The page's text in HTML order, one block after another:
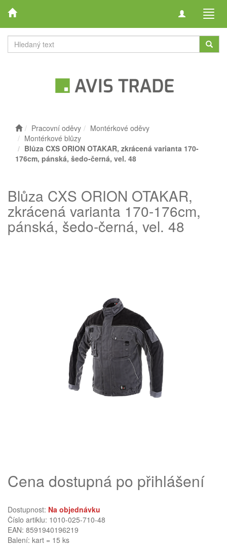
Toggle
Pracovní oděvy
Montérkové oděvy
Montérkové blůzy
Blůza CXS ORION OTAKAR, zkrácená varianta 170-
176cm, pánská, šedo-černá, vel. 48
Blůza CXS ORION OTAKAR,
zkrácená varianta 170-176cm,
pánská, šedo-černá, vel. 48
Cena dostupná po přihlášení
Dostupnost: Na objednávku
Číslo artiklu: 1010-025-710-48
EAN: 8591940196219
Balení: kart = 15 ks